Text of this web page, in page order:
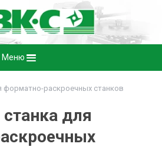
Меню
форматно-раскроечных станков
для